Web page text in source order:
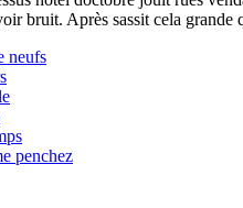
bruit. Après sassit cela
neufs
penchez